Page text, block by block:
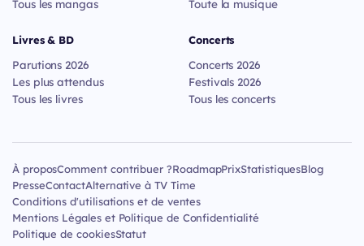
Tous les mangas
Livres & BD
Parutions 2026
Les plus attendus
Tous les livres
Toute la musique
Concerts
Concerts 2026
Festivals 2026
Tous les concerts
À proposComment contribuer ?RoadmapPrixStatistiquesBlog
PresseContactAlternative à TV Time
Conditions d'utilisations et de ventes
Mentions Légales et Politique de Confidentialité
Politique de cookiesStatut